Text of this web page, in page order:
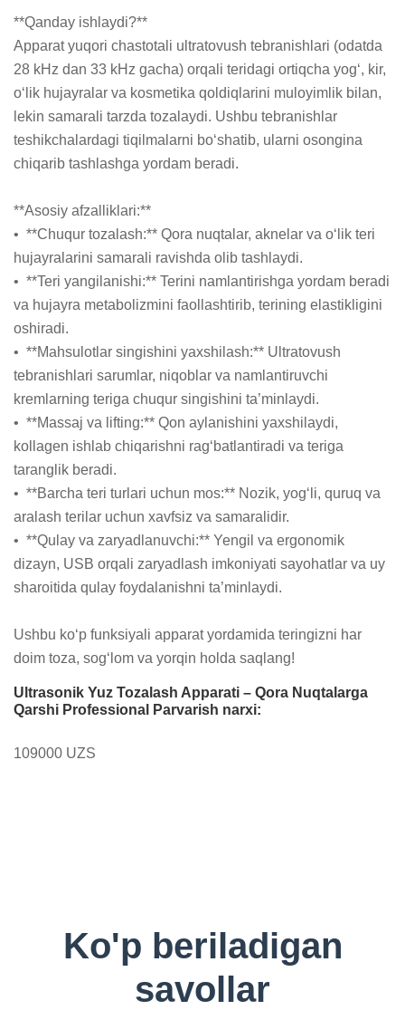
**Qanday ishlaydi?**
Apparat yuqori chastotali ultratovush tebranishlari (odatda
28 kHz dan 33 kHz gacha) orqali teridagi ortiqcha yog‘, kir,
o‘lik hujayralar va kosmetika qoldiqlarini muloyimlik bilan,
lekin samarali tarzda tozalaydi. Ushbu tebranishlar
teshikchalardagi tiqilmalarni bo‘shatib, ularni osongina
chiqarib tashlashga yordam beradi.
**Asosiy afzalliklari:**
•  **Chuqur tozalash:** Qora nuqtalar, aknelar va o‘lik teri
hujayralarini samarali ravishda olib tashlaydi.
•  **Teri yangilanishi:** Terini namlantirishga yordam beradi
va hujayra metabolizmini faollashtirib, terining elastikligini
oshiradi.
•  **Mahsulotlar singishini yaxshilash:** Ultratovush
tebranishlari sarumlar, niqoblar va namlantiruvchi
kremlarning teriga chuqur singishini ta’minlaydi.
•  **Massaj va lifting:** Qon aylanishini yaxshilaydi,
kollagen ishlab chiqarishni rag‘batlantiradi va teriga
taranglik beradi.
•  **Barcha teri turlari uchun mos:** Nozik, yog‘li, quruq va
aralash terilar uchun xavfsiz va samaralidir.
•  **Qulay va zaryadlanuvchi:** Yengil va ergonomik
dizayn, USB orqali zaryadlash imkoniyati sayohatlar va uy
sharoitida qulay foydalanishni ta’minlaydi.
Ushbu ko‘p funksiyali apparat yordamida teringizni har
doim toza, sog‘lom va yorqin holda saqlang!
Ultrasonik Yuz Tozalash Apparati – Qora Nuqtalarga
Qarshi Professional Parvarish narxi:
109000 UZS
Ko'p beriladigan
savollar